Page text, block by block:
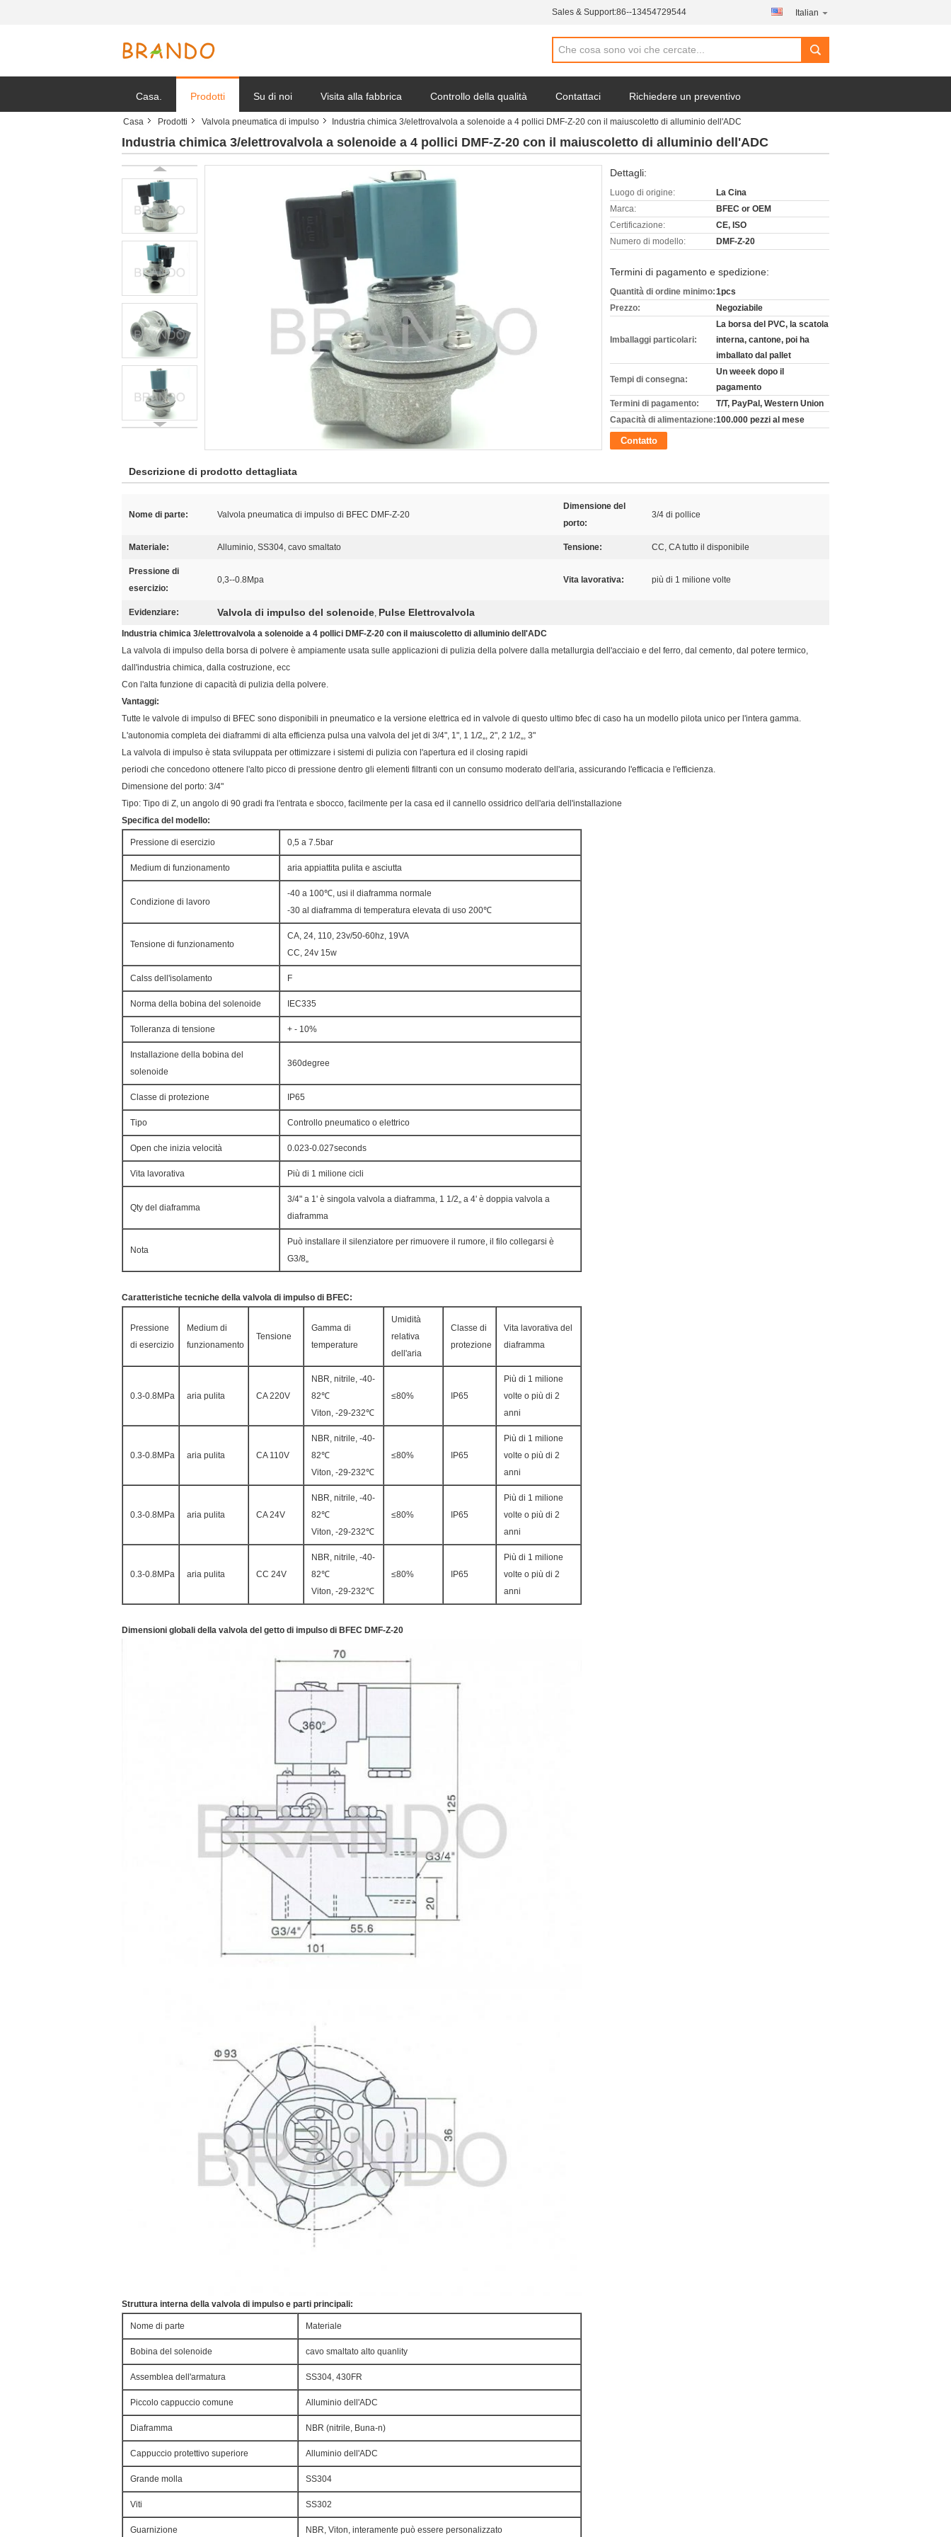
Sales & Support:86--13454729544 Italian
Casa. Prodotti Su di noi Visita alla fabbrica Controllo della qualità Contattaci Richiedere un preventivo
Notizie della società
Casa Prodotti Valvola pneumatica di impulso Industria chimica 3/elettrovalvola a solenoide a 4 pollici DMF-Z-20 con il maiuscoletto di alluminio dell'ADC
Industria chimica 3/elettrovalvola a solenoide a 4 pollici DMF-Z-20 con il maiuscoletto di alluminio dell'ADC
Dettagli:
Luogo di origine:
La Cina
Marca:
BFEC or OEM
Certificazione:
CE, ISO
Numero di modello:
DMF-Z-20
Termini di pagamento e spedizione:
Quantità di ordine minimo:1pcs
Prezzo:
Negoziabile
Imballaggi particolari:
La borsa del PVC, la scatola
interna, cantone, poi ha
imballato dal pallet
Tempi di consegna:
Un weeek dopo il
pagamento
Termini di pagamento:
T/T, PayPal, Western Union
Capacità di alimentazione:100.000 pezzi al mese
Contatto
Descrizione di prodotto dettagliata
Nome di parte: Valvola pneumatica di impulso di BFEC DMF-Z-20
Dimensione del
porto:
3/4 di pollice
Materiale: Alluminio, SS304, cavo smaltato Tensione: CC, CA tutto il disponibile
Pressione di
esercizio:
0,3--0.8Mpa Vita lavorativa: più di 1 milione volte
Evidenziare: Valvola di impulso del solenoide, Pulse Elettrovalvola
Industria chimica 3/elettrovalvola a solenoide a 4 pollici DMF-Z-20 con il maiuscoletto di alluminio dell'ADC
La valvola di impulso della borsa di polvere è ampiamente usata sulle applicazioni di pulizia della polvere dalla metallurgia dell'acciaio e del ferro, dal cemento, dal potere termico,
dall'industria chimica, dalla costruzione, ecc
Con l'alta funzione di capacità di pulizia della polvere.
Vantaggi:
Tutte le valvole di impulso di BFEC sono disponibili in pneumatico e la versione elettrica ed in valvole di questo ultimo bfec di caso ha un modello pilota unico per l'intera gamma.
L'autonomia completa dei diaframmi di alta efficienza pulsa una valvola del jet di 3/4", 1", 1 1/2„, 2", 2 1/2„, 3"
La valvola di impulso è stata sviluppata per ottimizzare i sistemi di pulizia con l'apertura ed il closing rapidi
periodi che concedono ottenere l'alto picco di pressione dentro gli elementi filtranti con un consumo moderato dell'aria, assicurando l'efficacia e l'efficienza.
Dimensione del porto: 3/4"
Tipo: Tipo di Z, un angolo di 90 gradi fra l'entrata e sbocco, facilmente per la casa ed il cannello ossidrico dell'aria dell'installazione
Specifica del modello:
Pressione di esercizio 0,5 a 7.5bar
Medium di funzionamento aria appiattita pulita e asciutta
Condizione di lavoro
-40 a 100℃, usi il diaframma normale
-30 al diaframma di temperatura elevata di uso 200℃
Tensione di funzionamento
CA, 24, 110, 23v/50-60hz, 19VA
CC, 24v 15w
Calss dell'isolamento F
Norma della bobina del solenoide IEC335
Tolleranza di tensione + - 10%
Installazione della bobina del
solenoide
360degree
Classe di protezione IP65
Tipo Controllo pneumatico o elettrico
Open che inizia velocità 0.023-0.027seconds
Vita lavorativa Più di 1 milione cicli
Qty del diaframma
3/4" a 1' è singola valvola a diaframma, 1 1/2„ a 4' è doppia valvola a
diaframma
Nota
Può installare il silenziatore per rimuovere il rumore, il filo collegarsi è
G3/8„
Caratteristiche tecniche della valvola di impulso di BFEC:
Pressione
di esercizio
Medium di
funzionamento
Tensione
Gamma di
temperature
Umidità
relativa
dell'aria
Classe di
protezione
Vita lavorativa del
diaframma
0.3-0.8MPa aria pulita CA 220V
NBR, nitrile, -40-
82℃
Viton, -29-232℃
≤80% IP65
Più di 1 milione
volte o più di 2
anni
0.3-0.8MPa aria pulita CA 110V
NBR, nitrile, -40-
82℃
Viton, -29-232℃
≤80% IP65
Più di 1 milione
volte o più di 2
anni
0.3-0.8MPa aria pulita CA 24V
NBR, nitrile, -40-
82℃
Viton, -29-232℃
≤80% IP65
Più di 1 milione
volte o più di 2
anni
0.3-0.8MPa aria pulita CC 24V
NBR, nitrile, -40-
82℃
Viton, -29-232℃
≤80% IP65
Più di 1 milione
volte o più di 2
anni
Dimensioni globali della valvola del getto di impulso di BFEC DMF-Z-20
Struttura interna della valvola di impulso e parti principali:
Nome di parte Materiale
Bobina del solenoide cavo smaltato alto quanlity
Assemblea dell'armatura SS304, 430FR
Piccolo cappuccio comune Alluminio dell'ADC
Diaframma NBR (nitrile, Buna-n)
Cappuccio protettivo superiore Alluminio dell'ADC
Grande molla SS304
Viti SS302
Guarnizione NBR, Viton, interamente può essere personalizzato